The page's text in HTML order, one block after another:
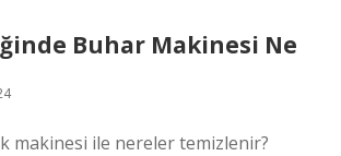
Buhar Makinesi Ne
makinesi ile nereler temizlenir?